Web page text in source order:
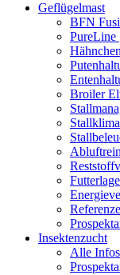
Geflügelmast
BFN
PureLine
Broiler
Stallklima
Insektenzucht
Alle